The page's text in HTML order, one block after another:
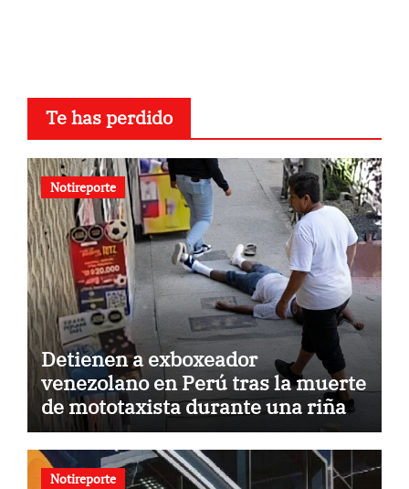
Te has perdido
Notireporte
Detienen a exboxeador
venezolano en Perú tras la muerte
de mototaxista durante una riña
Notireporte